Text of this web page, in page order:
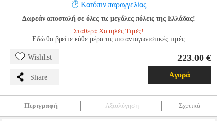
Κατόπιν παραγγελίας
Δωρεάν αποστολή σε όλες τις μεγάλες πόλεις της Ελλάδας!
Σταθερά Χαμηλές Τιμές!
Εδώ θα βρείτε κάθε μέρα τις πιο ανταγωνιστικές τιμές
Wishlist
Share
223.00 €
Αγορά
Περιγραφή Αξιολόγηση Σχετικά